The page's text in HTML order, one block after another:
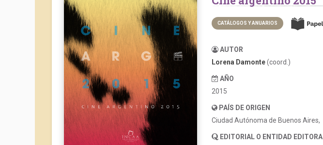
CATÁLOGOS Y ANUARIOS
AUTOR
Lorena Damonte(coord.)
AÑO
2015
PAÍS DE ORIGEN
Ciudad Autónoma de Buenos Aires,
EDITORIAL O ENTIDAD EDITORA